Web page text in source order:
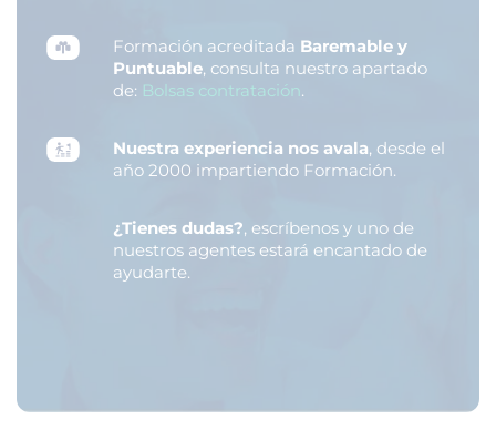
Formación acreditada Baremable y
Puntuable, consulta nuestro apartado
de: Bolsas contratación.
Nuestra experiencia nos avala, desde el
año 2000 impartiendo Formación.
¿Tienes dudas?, escríbenos y uno de
nuestros agentes estará encantado de
ayudarte.